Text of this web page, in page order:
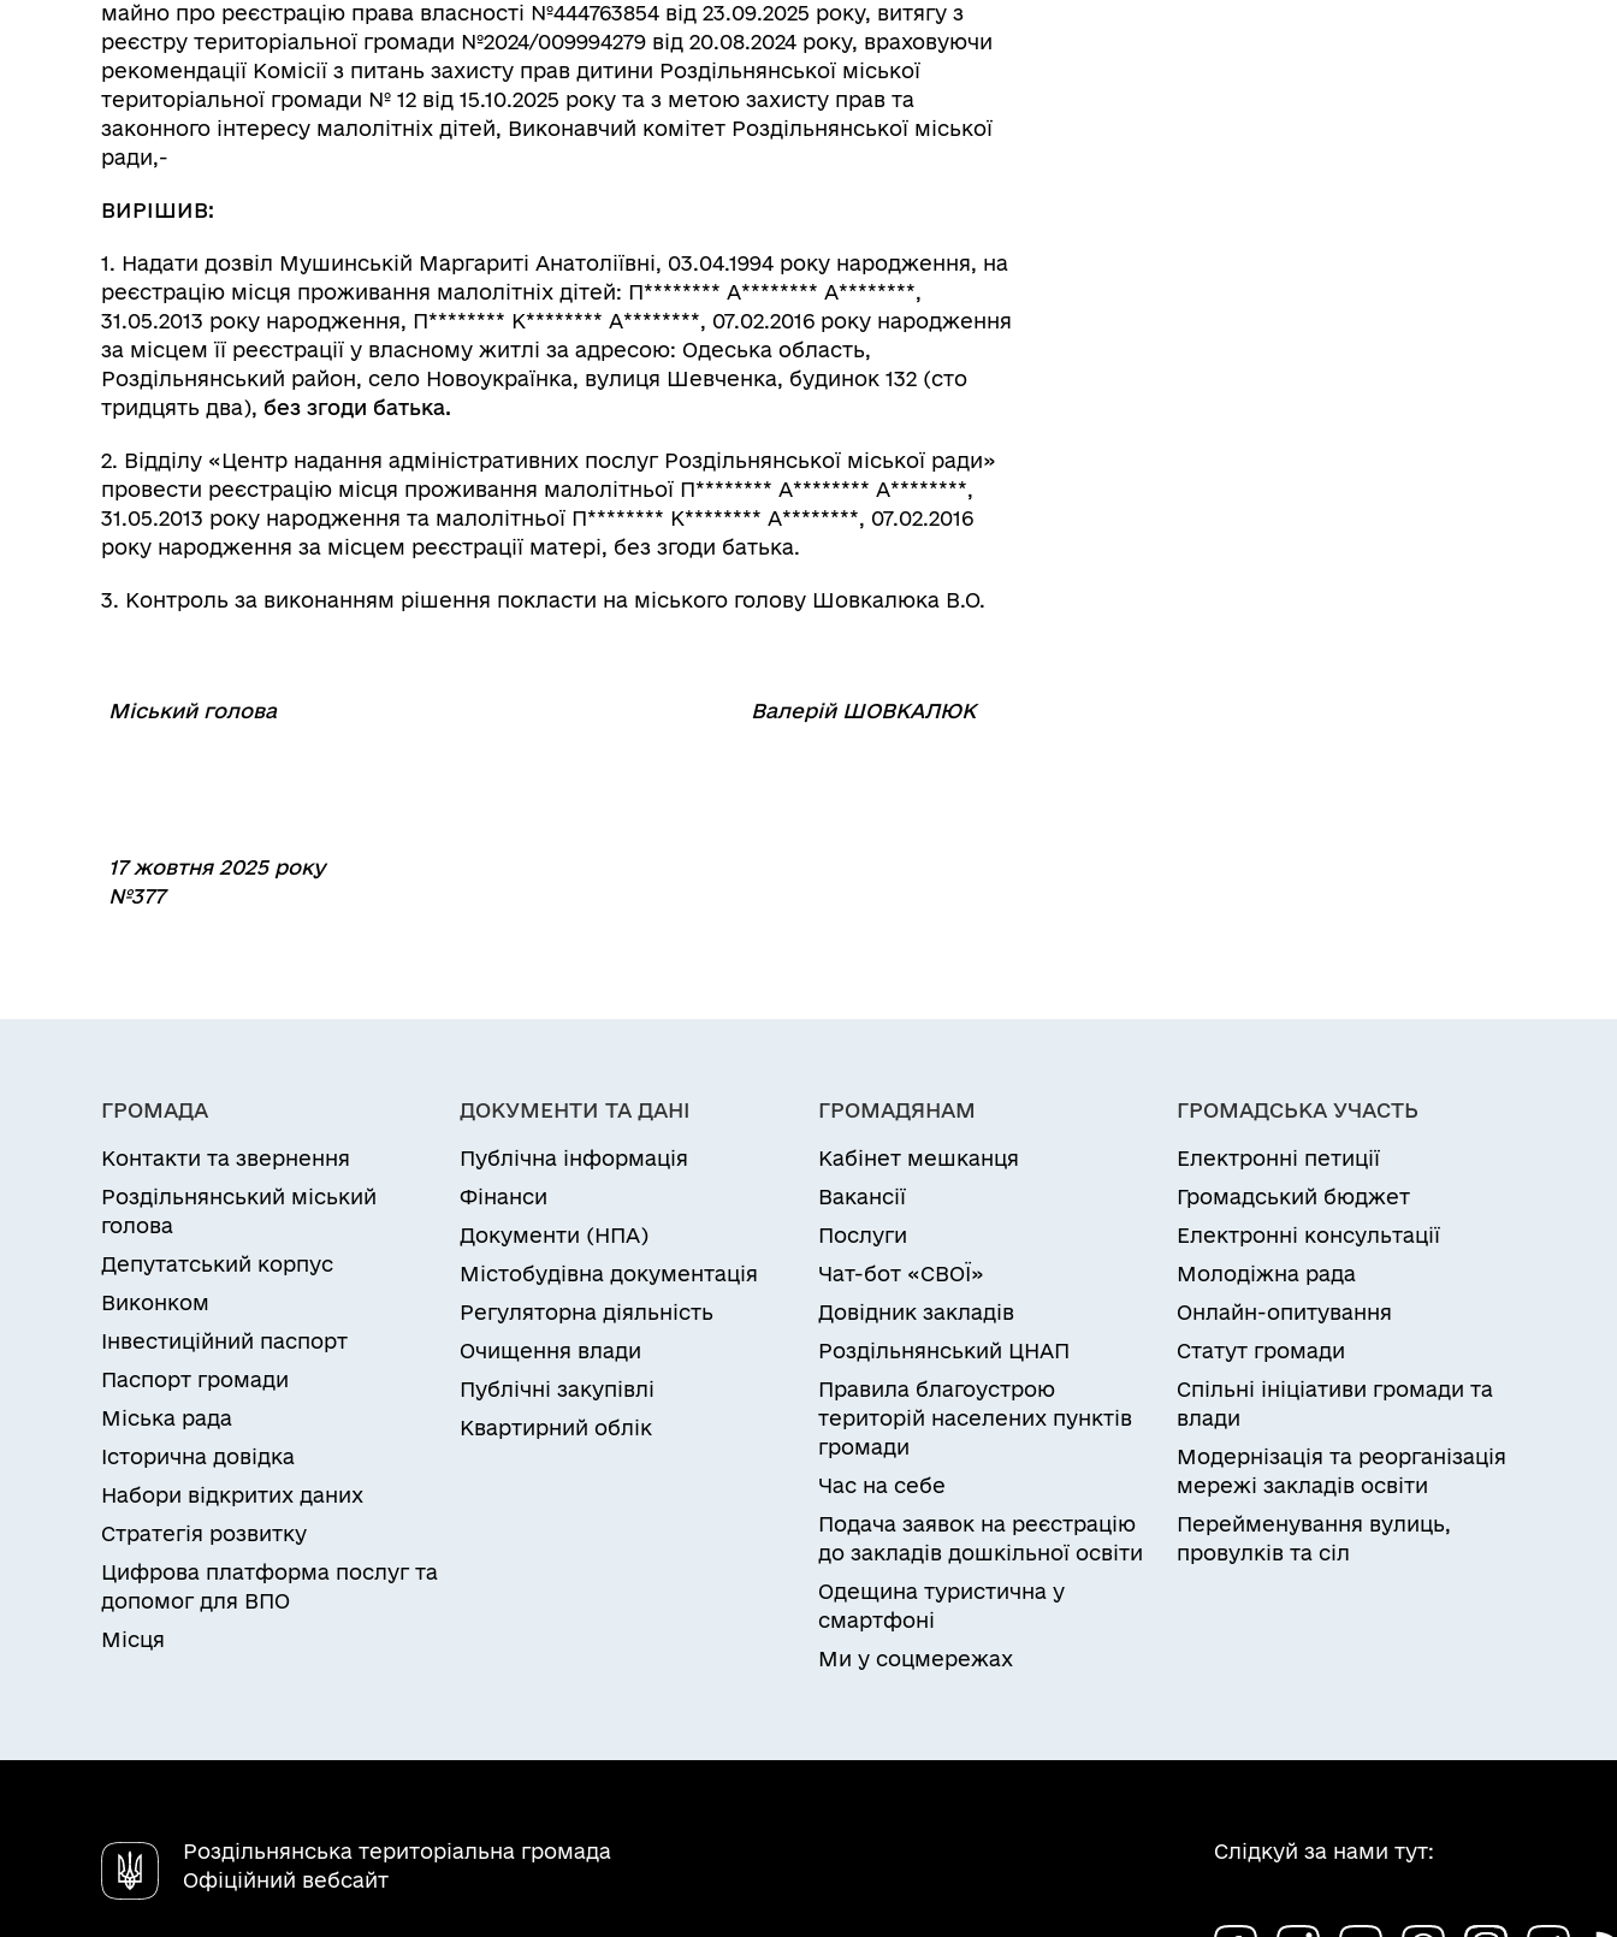
майно про реєстрацію права власності №444763854 від 23.09.2025 року, витягу з
реєстру територіальної громади №2024/009994279 від 20.08.2024 року, враховуючи
рекомендації Комісії з питань захисту прав дитини Роздільнянської міської
територіальної громади № 12 від 15.10.2025 року та з метою захисту прав та
законного інтересу малолітніх дітей, Виконавчий комітет Роздільнянської міської
ради,-
ВИРІШИВ:
1. Надати дозвіл Мушинській Маргариті Анатоліївні, 03.04.1994 року народження, на
реєстрацію місця проживання малолітніх дітей: П******** А******** А********,
31.05.2013 року народження, П******** К******** А********, 07.02.2016 року народження
за місцем її реєстрації у власному житлі за адресою: Одеська область,
Роздільнянський район, село Новоукраїнка, вулиця Шевченка, будинок 132 (сто
тридцять два), без згоди батька.
2. Відділу «Центр надання адміністративних послуг Роздільнянської міської ради»
провести реєстрацію місця проживання малолітньої П******** А******** А********,
31.05.2013 року народження та малолітньої П******** К******** А********, 07.02.2016
року народження за місцем реєстрації матері, без згоди батька.
3. Контроль за виконанням рішення покласти на міського голову Шовкалюка В.О.
Міський голова Валерій ШОВКАЛЮК
17 жовтня 2025 року
№377
ГРОМАДА
Контакти та звернення
Роздільнянський міський
голова
Депутатський корпус
Виконком
Інвестиційний паспорт
Паспорт громади
Міська рада
Історична довідка
Набори відкритих даних
Стратегія розвитку
Цифрова платформа послуг та
допомог для ВПО
Місця
ДОКУМЕНТИ ТА ДАНІ
Публічна інформація
Фінанси
Документи (НПА)
Містобудівна документація
Регуляторна діяльність
Очищення влади
Публічні закупівлі
Квартирний облік
ГРОМАДЯНАМ
Кабінет мешканця
Вакансії
Послуги
Чат-бот «СВОЇ»
Довідник закладів
Роздільнянський ЦНАП
Правила благоустрою
територій населених пунктів
громади
Час на себе
Подача заявок на реєстрацію
до закладів дошкільної освіти
Одещина туристична у
смартфоні
Ми у соцмережах
ГРОМАДСЬКА УЧАСТЬ
Електронні петиції
Громадський бюджет
Електронні консультації
Молодіжна рада
Онлайн-опитування
Статут громади
Спільні ініціативи громади та
влади
Модернізація та реорганізація
мережі закладів освіти
Перейменування вулиць,
провулків та сіл
Роздільнянська територіальна громада
Офіційний вебсайт
Слідкуй за нами тут: